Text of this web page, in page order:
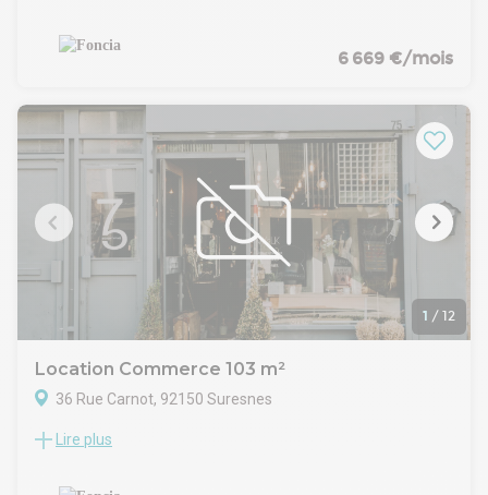
Rez-de-chaussée d’une superficie de 80,11 m² environ en
double accès rue et cour, façade de 11 ml.
avec point d’eau, double bloc sanitaire.
6 669 €/mois
1 / 12
Location Commerce 103 m²
36 Rue Carnot, 92150 Suresnes
L’immeuble s’inscrit dans un environnement
Suresnes, commune reconnue pour sa proximité immédiate
Lire plus